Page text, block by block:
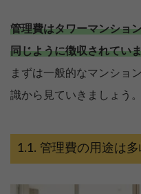
管理費はタワーマンショ
同じように徴収されてい
まずは一般的なマンショ
識から見ていきましょう。
管理費の用途は